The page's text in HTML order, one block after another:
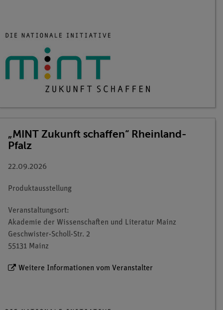
„MINT Zukunft schaffen“ Rheinland-
Pfalz
22.09.2026
Produktausstellung
Veranstaltungsort:
Akademie der Wissenschaften und Literatur Mainz
Geschwister-Scholl-Str. 2
55131 Mainz
Weitere Informationen vom Veranstalter